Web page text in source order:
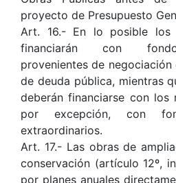
proyecto de Presupuesto
Art. 16.- En lo posible los
financiarán con
provenientes de
de deuda pública, mientras
deberán financiarse con los
por excepción, con
extraordinarios.
Art. 17.- Las obras de
conservación (artículo 12º,
por planes anuales